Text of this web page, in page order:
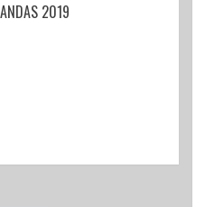
2019